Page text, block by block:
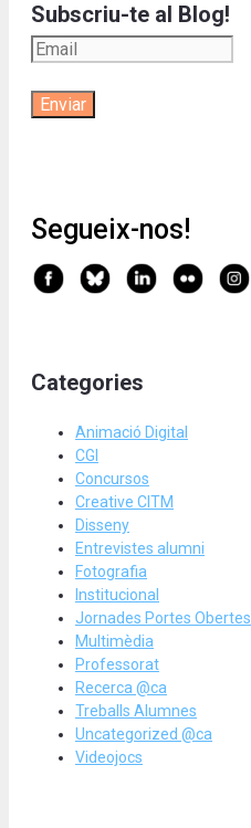
Subscriu-te al Blog!
Segueix-nos!
Categories
Animació Digital
CGI
Concursos
Creative CITM
Disseny
Entrevistes alumni
Fotografia
Institucional
Jornades Portes Obertes
Multimèdia
Professorat
Recerca @ca
Treballs Alumnes
Uncategorized @ca
Videojocs